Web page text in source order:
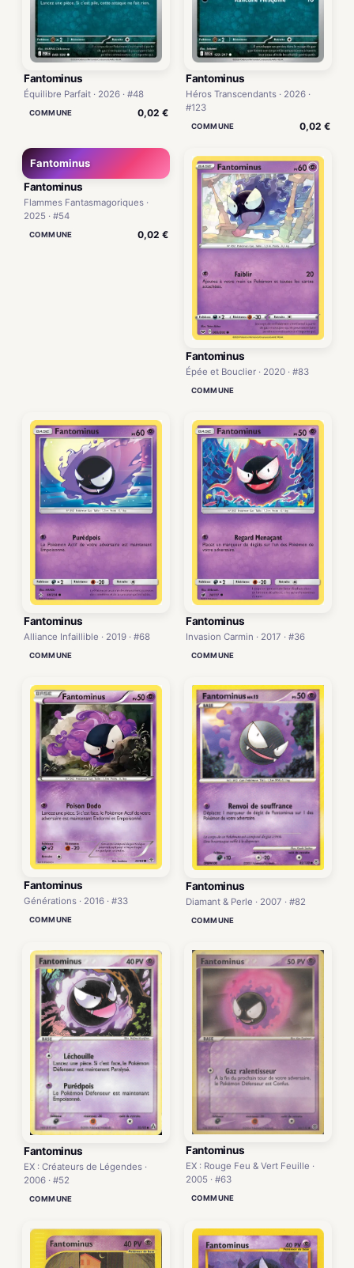
Fantominus
Équilibre Parfait · 2026 · #48
COMMUNE 0,02 €
Fantominus
Héros Transcendants · 2026 ·
#123
COMMUNE 0,02 €
Fantominus
Fantominus
Flammes Fantasmagoriques ·
2025 · #54
COMMUNE 0,02 €
Fantominus
Épée et Bouclier · 2020 · #83
COMMUNE
Fantominus
Alliance Infaillible · 2019 · #68
COMMUNE
Fantominus
Invasion Carmin · 2017 · #36
COMMUNE
Fantominus
Générations · 2016 · #33
COMMUNE
Fantominus
Diamant & Perle · 2007 · #82
COMMUNE
Fantominus
EX : Créateurs de Légendes ·
2006 · #52
COMMUNE
Fantominus
EX : Rouge Feu & Vert Feuille ·
2005 · #63
COMMUNE